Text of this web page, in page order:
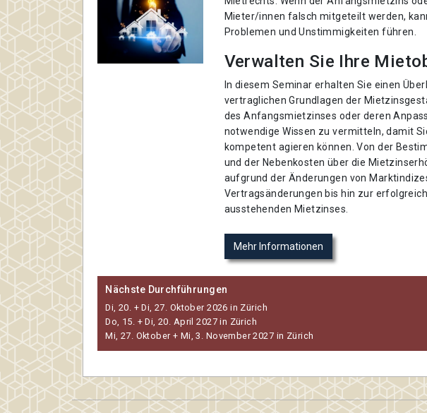
Mieter/innen falsch mitgeteilt werden,
Problemen und Unstimmigkeiten führen.
Verwalten Sie Ihre
In diesem Seminar erhalten Sie einen
vertraglichen Grundlagen der
des Anfangsmietzinses oder deren
notwendige Wissen zu vermitteln, damit
kompetent agieren können. Von der
und der Nebenkosten über die
aufgrund der Änderungen von
Vertragsänderungen bis hin zur
ausstehenden Mietzinses.
Mehr Informationen
Nächste Durchführungen
Di, 20. + Di, 27. Oktober 2026 in Zürich
Do, 15. + Di, 20. April 2027 in Zürich
Mi, 27. Oktober + Mi, 3. November 2027 in Zürich